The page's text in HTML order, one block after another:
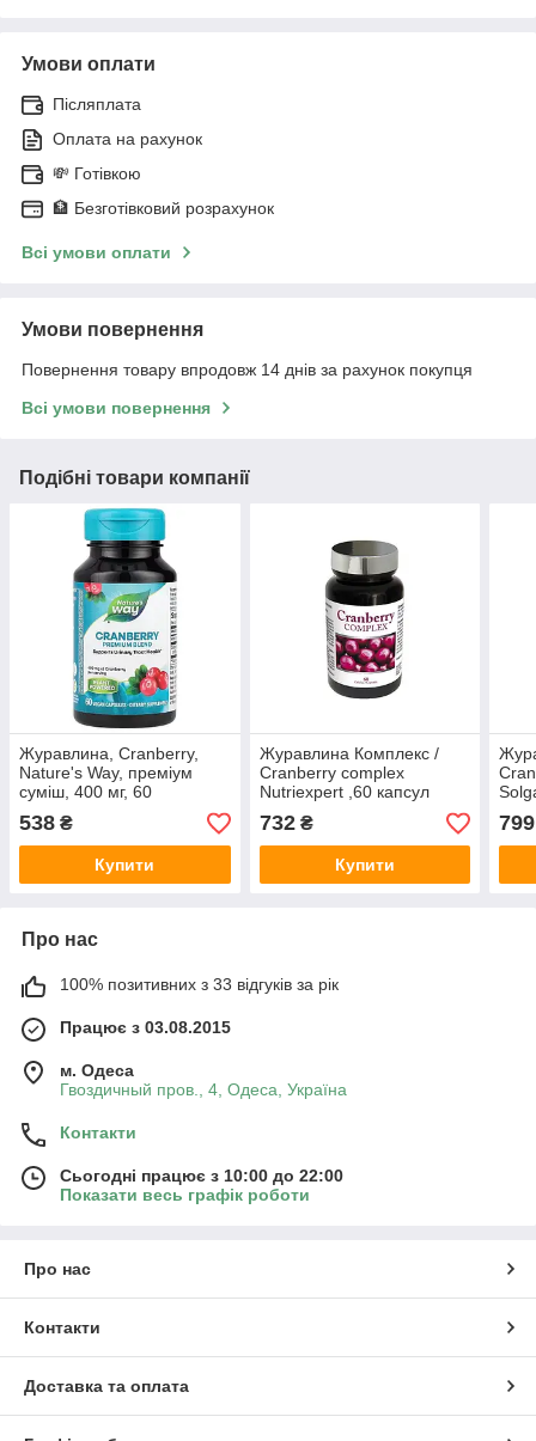
Умови оплати
Післяплата
Оплата на рахунок
💸 Готівкою
🏦 Безготівковий розрахунок
Всі умови оплати
Умови повернення
Повернення товару впродовж 14 днів за рахунок покупця
Всі умови повернення
Подібні товари компанії
Журавлина, Cranberry,
Nature's Way, преміум
суміш, 400 мг, 60
веганських капсул
538 ₴
Купити
Журавлина Комплекс /
Cranberry complex
Nutriexpert ,60 капсул
732₴
Купити
799
Про нас
100% позитивних з 33 відгуків за рік
Працює з 03.08.2015
м. Одеса
Гвоздичный пров., 4, Одеса, Україна
Контакти
Сьогодні працює з 10:00 до 22:00
Показати весь графік роботи
Про нас
Контакти
Доставка та оплата